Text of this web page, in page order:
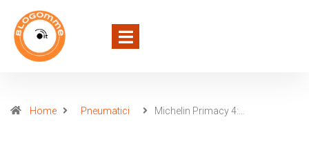
Home Pneumatici Michelin Primacy 4:…